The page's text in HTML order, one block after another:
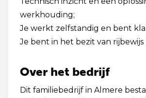
werkhouding;
Je werkt zelfstandig en bent
Je bent in het bezit van rijbewijs
Over het bedrijf
Dit familiebedrijf in Almere